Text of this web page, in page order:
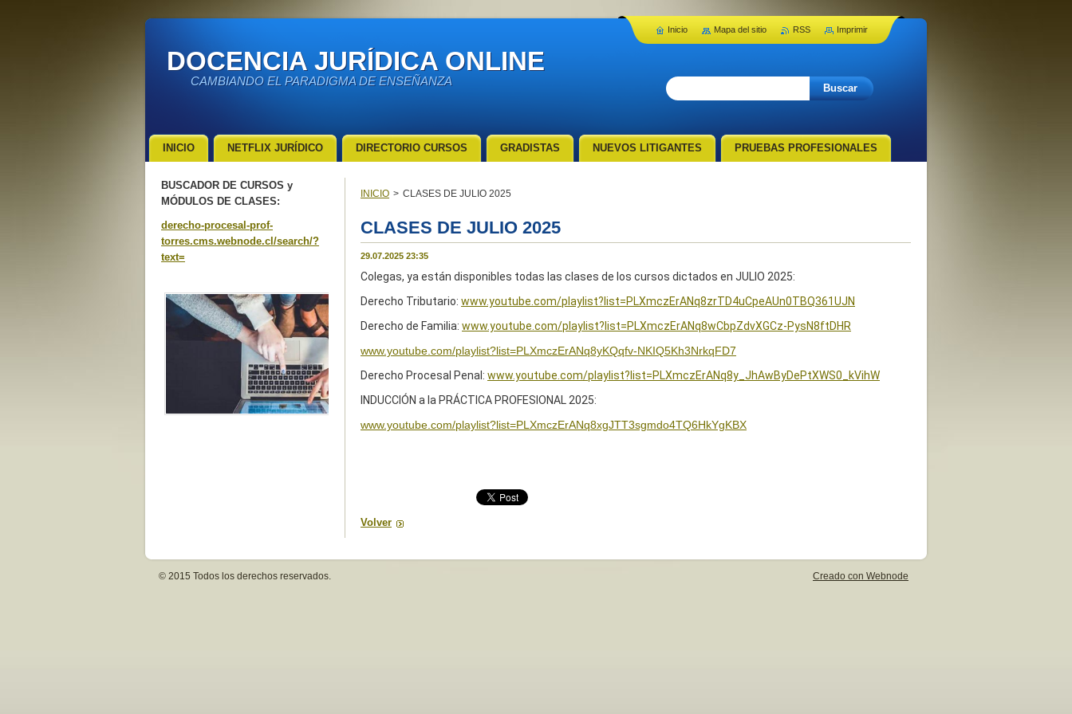
DOCENCIA JURÍDICA ONLINE
CAMBIANDO EL PARADIGMA DE ENSEÑANZA
INICIO > CLASES DE JULIO 2025
CLASES DE JULIO 2025
29.07.2025 23:35
Colegas, ya están disponibles todas las clases de los cursos dictados en JULIO 2025:
Derecho Tributario: www.youtube.com/playlist?list=PLXmczErANq8zrTD4uCpeAUn0TBQ361UJN
Derecho de Familia: www.youtube.com/playlist?list=PLXmczErANq8wCbpZdvXGCz-PysN8ftDHR
www.youtube.com/playlist?list=PLXmczErANq8yKQqfv-NKIQ5Kh3NrkqFD7
Derecho Procesal Penal: www.youtube.com/playlist?list=PLXmczErANq8y_JhAwByDePtXWS0_kVihW
INDUCCIÓN a la PRÁCTICA PROFESIONAL 2025:
www.youtube.com/playlist?list=PLXmczErANq8xgJTT3sgmdo4TQ6HkYgKBX
Volver
BUSCADOR DE CURSOS y
MÓDULOS DE CLASES:
derecho-procesal-prof-
torres.cms.webnode.cl/search/?
text=
INICIO NETFLIX JURÍDICO DIRECTORIO CURSOS GRADISTAS NUEVOS LITIGANTES PRUEBAS PROFESIONALES
Inicio Mapa del sitio RSS Imprimir
© 2015 Todos los derechos reservados. Creado con Webnode